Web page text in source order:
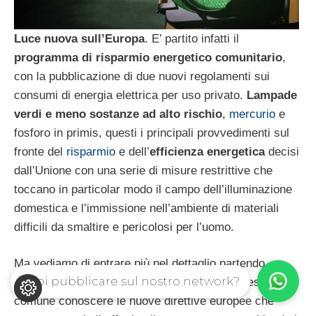
Luce nuova sull’Europa. E’ partito infatti il
programma di risparmio energetico comunitario,
con la pubblicazione di due nuovi regolamenti sui
consumi di energia elettrica per uso privato. Lampade
verdi e meno sostanze ad alto rischio, mercurio e
fosforo in primis, questi i principali provvedimenti sul
fronte del risparmio e dell’efficienza energeticadecisi
dall’Unione con una serie di misure restrittive che
toccano in particolar modo il campo dell’illuminazione
domestica e l’immissione nell’ambiente di materiali
difficili da smaltire e pericolosi per l’uomo.
Ma vediamo di entrare più nel dettaglio partendo
proprio dallelampadine , sulle quali è di interesse
comune conoscere le nuove direttive europee che
Vuoi pubblicare sul nostro network?